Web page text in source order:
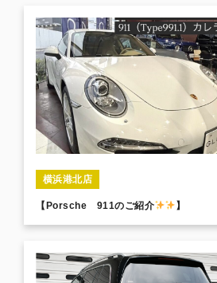
横浜港北店
【Porsche 911のご紹介 】